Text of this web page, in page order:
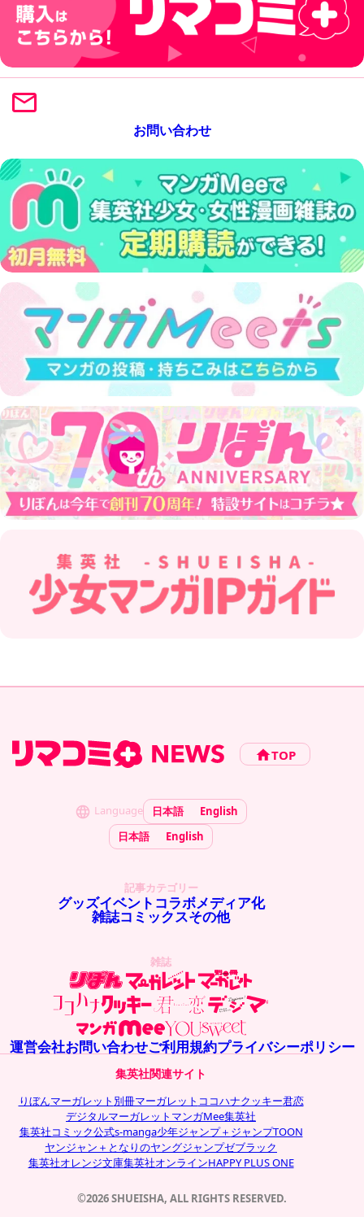
お問い合わせ
TOP
Language 日本語
English
日本語
English
記事カテゴリー
グッズイベント コラボメディア化
雑誌コミックスその他
雑誌
運営会社お問い合わせご利用規約プライバシーポリシー
集英社関連サイト
りぼんマーガレット 別冊マーガレット ココハナクッキー君恋
デジタルマーガレット マンガMee集英社
集英社コミック公式s-manga少年ジャンプ＋ ジャンプTOON
ヤンジャン＋ となりのヤングジャンプゼブラック
集英社オレンジ文庫集英社オンラインHAPPY PLUS ONE
©2026 SHUEISHA, ALL RIGHTS RESERVED.